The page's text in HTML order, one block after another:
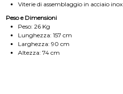
Viterie di assemblaggio in acciaio inox
Peso e Dimensioni
Peso: 26 Kg
Lunghezza: 157 cm
Larghezza: 90 cm
Altezza: 74 cm